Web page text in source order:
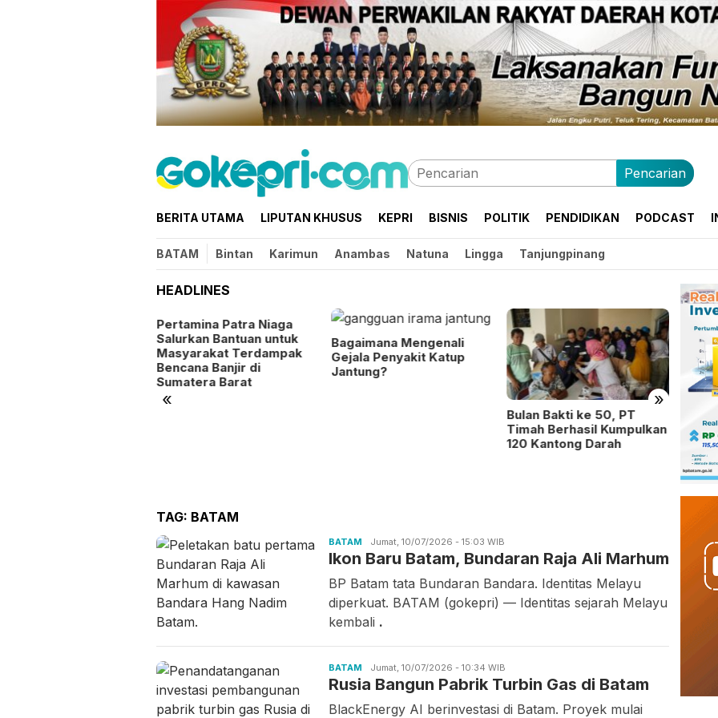
Pencarian
BERITA UTAMA LIPUTAN KHUSUS KEPRI BISNIS POLITIK PENDIDIKAN PODCAST
BATAM Bintan Karimun Anambas Natuna Lingga Tanjungpinang
HEADLINES
« »
Pertamina Patra Niaga
Salurkan Bantuan untuk
Masyarakat Terdampak
Bencana Banjir di
Sumatera Barat
Bagaimana Mengenali
Gejala Penyakit Katup
Jantung?
Bulan Bakti ke 50, PT
Timah Berhasil Kumpulkan
120 Kantong Darah
TAG: BATAM
BATAM Candra
Gunawan
Jumat, 10/07/2026 - 15:03 WIB
Ikon Baru Batam, Bundaran Raja Ali Marhum
BP Batam tata Bundaran Bandara. Identitas Melayu
diperkuat. BATAM (gokepri) — Identitas sejarah Melayu
kembali .
BATAM Candra
Gunawan
Jumat, 10/07/2026 - 10:34 WIB
Rusia Bangun Pabrik Turbin Gas di Batam
BlackEnergy AI berinvestasi di Batam. Proyek mulai